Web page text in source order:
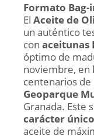
Formato Bag-
El Aceite de
un auténtico
con aceitunas
óptimo de
noviembre, en
centenarios de
Geoparque
Granada. Este
carácter único
aceite de